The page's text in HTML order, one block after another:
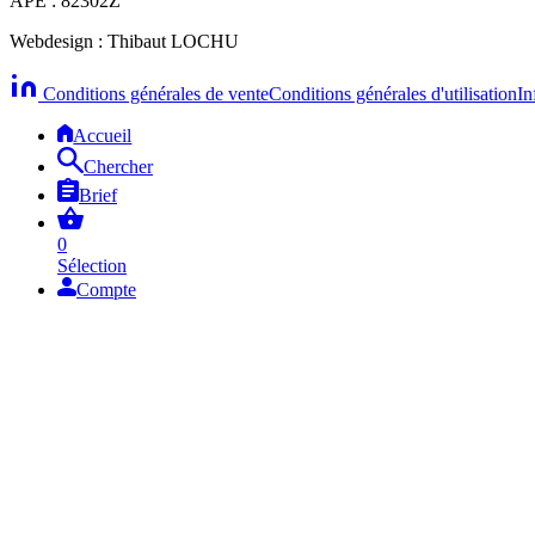
Webdesign : Thibaut LOCHU
Conditions générales de venteConditions générales d'utilisation
Accueil
Chercher
Brief
0
Sélection
Compte